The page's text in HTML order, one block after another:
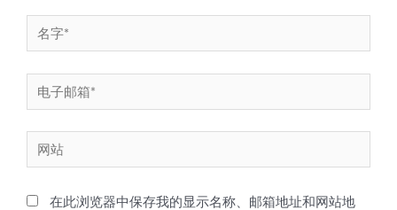
字
*
电
子
邮
箱
网
站
在此浏览器中保存我的显示名称、邮箱地址和网站地